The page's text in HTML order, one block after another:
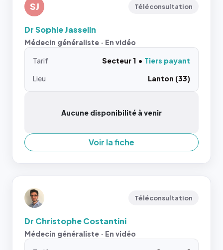
SJ Téléconsultation
Dr Sophie Jasselin
Médecin généraliste · En vidéo
Tarif Secteur 1
Tiers payant
Lieu
Lanton (33)
Aucune disponibilité à venir
Voir la fiche
Téléconsultation
Dr Christophe Costantini
Médecin généraliste · En vidéo